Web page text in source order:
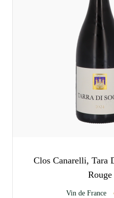
Clos Canarelli, Tara
Rouge
Vin de France